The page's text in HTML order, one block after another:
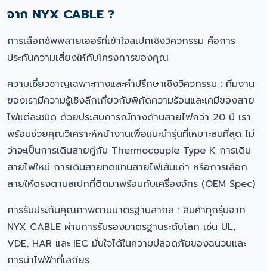
จาก NYX CABLE ?
การเลือกซัพพลายเออร์ที่เข้าใจสเปกเชิงวิศวกรรม คือการ
ประกันความเสี่ยงให้กับโครงการของคุณ
ความเชี่ยวชาญเฉพาะทางและคำปรึกษาเชิงวิศวกรรม : ทีมงาน
ของเรามีความรู้เชิงลึกเกี่ยวกับพิกัดความร้อนและเคมีของสาย
ไฟแต่ละชนิด ด้วยประสบการณ์ทางด้านสายไฟกว่า 20 ปี เรา
พร้อมช่วยคุณวิเคราะห์หน้างานเพื่อแนะนำรุ่นที่เหมาะสมที่สุด ไม่
ว่าจะเป็นการเดินสายคู่กับ Thermocouple Type K การเดิน
สายไฟใหม่ การเดินสายทดแทนสายไฟเส้นเก่า หรือการเลือก
สายให้ตรงตามสเปกที่ติดมาพร้อมกับเครื่องจักร (OEM Spec)
การรับประกันคุณภาพตามมาตรฐานสากล : สินค้าทุกรุ่นจาก
NYX CABLE ผ่านการรับรองมาตรฐานระดับโลก เช่น UL,
VDE, HAR และ IEC มั่นใจได้ในความปลอดภัยของฉนวนและ
การนำไฟฟ้าที่เสถียร